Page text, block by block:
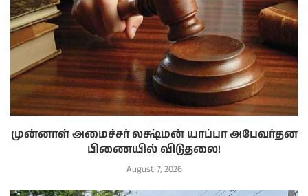
முன்னாள் அமைச்சர் லக்ஷ்மன் யாப்பா அபேவர்தன
பிணையில் விடுதலை!
August 7, 2026